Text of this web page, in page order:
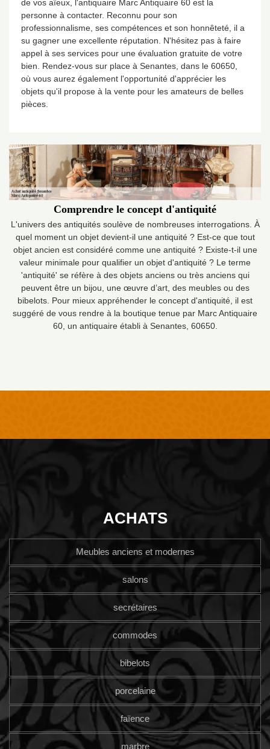
de vos aïeux, l'antiquaire Marc Antiquaire 60 est la
personne à contacter. Reconnu pour son
professionnalisme, ses compétences et son honnêteté, il a
su gagner une excellente réputation. N'hésitez pas à faire
appel à ses services pour une évaluation gratuite de votre
bien. Rendez-vous sur place à Senantes, dans le 60650,
où vous aurez également l'opportunité d'apprécier les
objets qu'il propose à la vente pour les amateurs de belles
pièces.
Comprendre le concept d'antiquité
L'univers des antiquités soulève de nombreuses interrogations. À
quel moment un objet devient-il une antiquité ? Est-ce que tout
objet ancien est considéré comme une antiquité ? Existe-t-il une
valeur minimale pour qualifier un objet d'antiquité ? Le terme
'antiquité' se réfère à des objets anciens ou très anciens qui
peuvent être un bijou, une œuvre d’art, des meubles ou des
bibelots. Pour mieux appréhender le concept d'antiquité, il est
suggéré de vous rendre à la boutique tenue par Marc Antiquaire
60, un antiquaire établi à Senantes, 60650.
ACHATS
Meubles anciens et modernes
salons
secrétaires
commodes
bibelots
porcelaine
faïence
marbre